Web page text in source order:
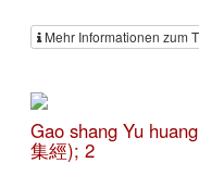
Mehr Informationen zum
Gao shang Yu
集經); 2